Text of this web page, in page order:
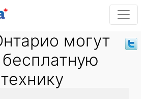
могут